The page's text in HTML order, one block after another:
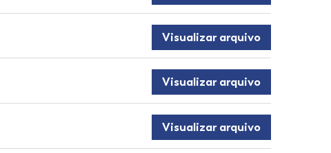
Visualizar arquivo
Visualizar arquivo
Visualizar arquivo